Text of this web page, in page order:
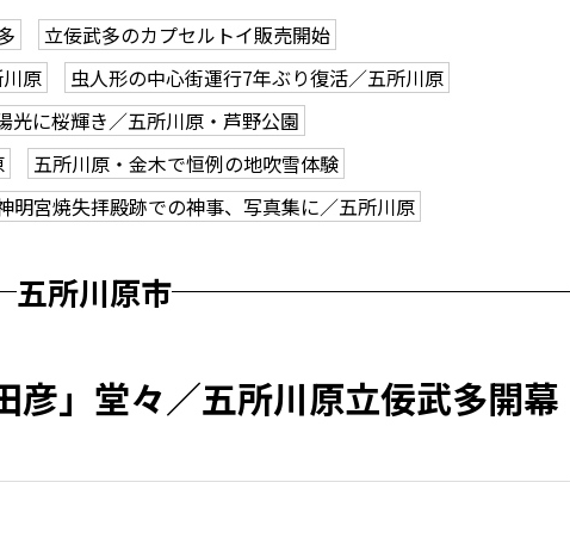
立佞武多のカプセルトイ販売開始
原
虫人形の中心街運行7年ぶり復活／五所川原
光に桜輝き／五所川原・芦野公園
五所川原・金木で恒例の地吹雪体験
明宮焼失拝殿跡での神事、写真集に／五所川原
五所川原市
彦」堂々／五所川原立佞武多開幕